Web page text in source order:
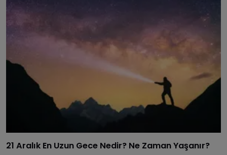
21 Aralık En Uzun Gece Nedir? Ne Zaman Yaşanır?